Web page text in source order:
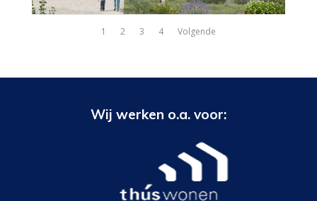
1 2 3 4 Volgende
Wij werken o.a. voor: